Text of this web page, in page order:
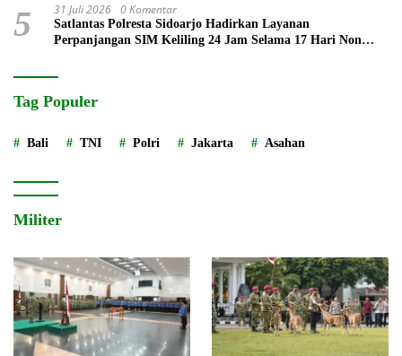
5 31 Juli 2026 0 Komentar
Satlantas Polresta Sidoarjo Hadirkan Layanan
Perpanjangan SIM Keliling 24 Jam Selama 17 Hari Non
Tag Populer
Bali TNI Polri Jakarta Asahan
Militer